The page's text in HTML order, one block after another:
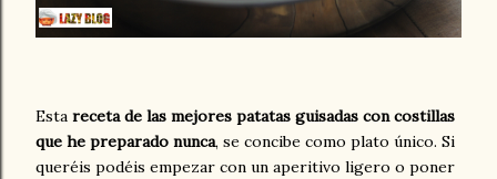
Esta receta de las mejores patatas guisadas con costillas
que he preparado nunca, se concibe como plato único. Si
queréis podéis empezar con un aperitivo ligero o poner